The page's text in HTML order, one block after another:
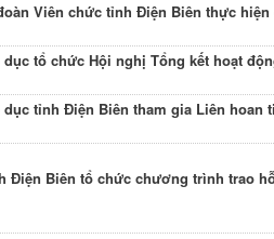
Viên chức tỉnh Điện Biên thực
tổ chức Hội nghị Tổng kết hoạt
dục tỉnh Điện Biên tham gia Liên hoan
Điện Biên tổ chức chương trình trao